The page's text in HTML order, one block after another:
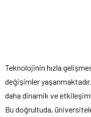
Teknolojinin hızla
değişimler yaşanmaktadır.
daha dinamik ve
Bu doğrultuda,